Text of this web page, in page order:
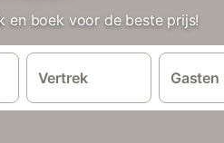
en boek voor de beste prijs!
Vertrek Gasten